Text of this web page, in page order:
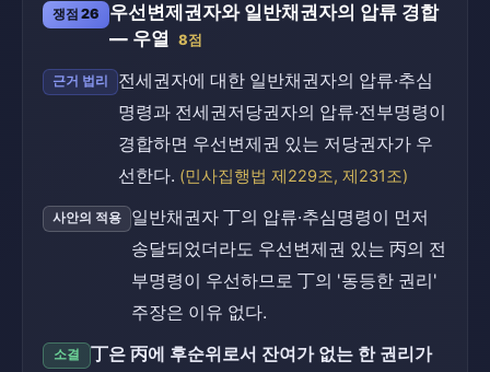
쟁점 26
우선변제권자와 일반채권자의 압류 경합
— 우열
8점
근거 법리
전세권자에 대한 일반채권자의 압류·추심
명령과 전세권저당권자의 압류·전부명령이
경합하면 우선변제권 있는 저당권자가 우
선한다. (민사집행법 제229조, 제231조)
사안의 적용
일반채권자 丁의 압류·추심명령이 먼저
송달되었더라도 우선변제권 있는 丙의 전
부명령이 우선하므로 丁의 '동등한 권리'
주장은 이유 없다.
소결 丁은 丙에 후순위로서 잔여가 없는 한 권리가